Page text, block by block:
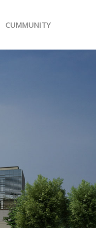
CUMMUNITY